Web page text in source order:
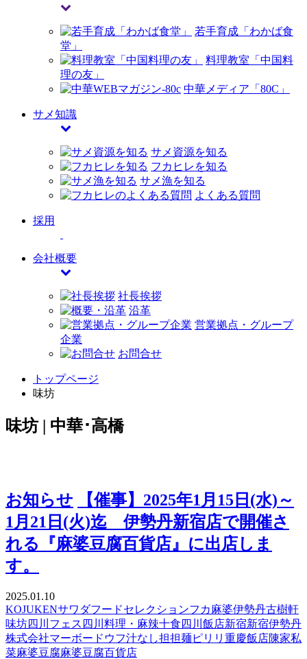
若手育成「わかば食
堂」
料理教室「中国料
理の友」
中華メディア「80C」
サメ知識
サメ資源を知る
フカヒレを知る
サメ漁を知る
よくある質問
採用
会社概要
社長挨拶
沿革
営業拠点・グループ
企業
お問合せ
トップページ
味坊
味坊 | 中華･高橋
お知らせ
【催事】2025年1月15日(水)～
1月21日(火)迄 伊勢丹新宿店で開催さ
れる『麻婆豆腐百貨店』に出店しま
す。
2025.01.10
KOJUKENサワダフードセレクションフカ麻婆伊勢丹古樹軒
味坊四川フェス 四川料理・麻辣十食 四川飯店新宿新宿伊勢丹
株式会社マーボードウフ汁なし担担麺ピリリ 重慶飯店陳家私
菜麻婆豆腐麻婆豆腐百貨店